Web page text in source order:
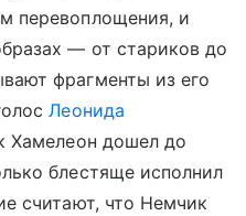
перевоплощения, и
— от стариков до
фрагменты из его
Леонида
Хамелеон дошел до
блестяще исполнил
считают, что Немчик